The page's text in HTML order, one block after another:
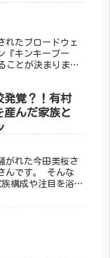
れたブロードウェ
『キンキーブー
ことが決まりまし
発覚？！有村
産んだ家族と
がれた今田美桜さ
んです。 そんな
構成や注目を浴